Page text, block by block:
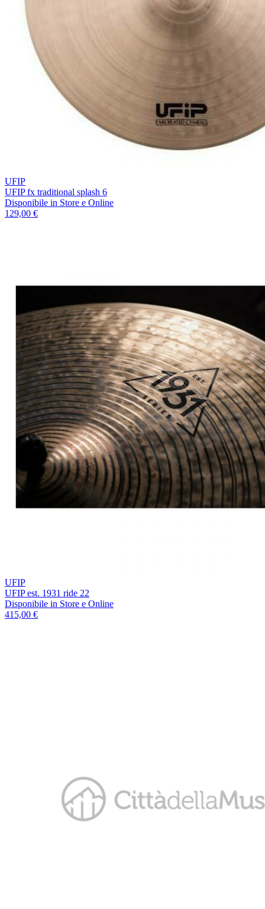
UFIP
UFIP fx traditional splash 6
Disponibile in Store e Online
129,00 €
UFIP
UFIP est. 1931 ride 22
Disponibile in Store e Online
415,00 €